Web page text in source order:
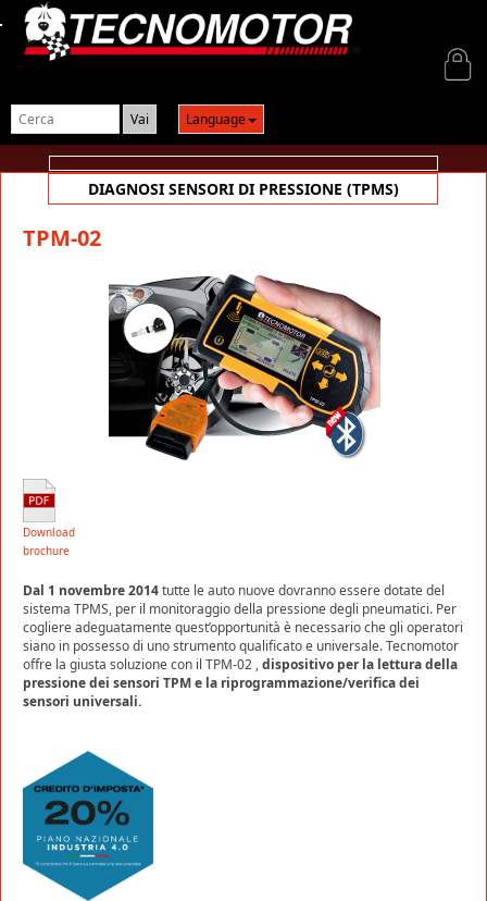
Language
Login
DIAGNOSI SENSORI DI PRESSIONE (TPMS)
TPM-02
Download
brochure
Dal 1 novembre 2014tutte le auto nuove dovranno essere dotate del
sistema TPMS, per il monitoraggio della pressione degli pneumatici. Per
cogliere adeguatamente quest’opportunità è necessario che gli operatori
siano in possesso di uno strumento qualificato e universale. Tecnomotor
offre la giusta soluzione con il TPM-02 ,dispositivo per la lettura della
pressione dei sensori TPM e la riprogrammazione/verifica dei
sensori universali.